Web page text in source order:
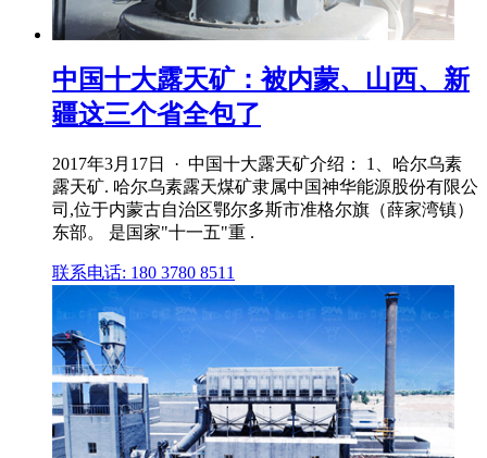
中国十大露天矿：被内蒙、山西、新
疆这三个省全包了
2017年3月17日 · 中国十大露天矿介绍： 1、哈尔乌素
露天矿. 哈尔乌素露天煤矿隶属中国神华能源股份有限公
司,位于内蒙古自治区鄂尔多斯市准格尔旗（薛家湾镇）
东部。 是国家"十一五"重 .
联系电话: 180 3780 8511